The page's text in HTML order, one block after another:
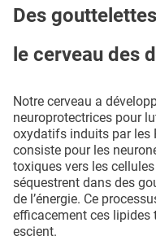
Des
le cerveau des
Notre cerveau a
neuroprotectrices pour
oxydatifs induits par les
consiste pour les
toxiques vers les
séquestrent dans des
de l’énergie. Ce
efficacement ces lipides
escient.